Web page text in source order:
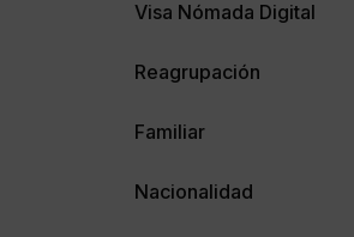
Visa Nómada Digital
Reagrupación
Familiar
Nacionalidad